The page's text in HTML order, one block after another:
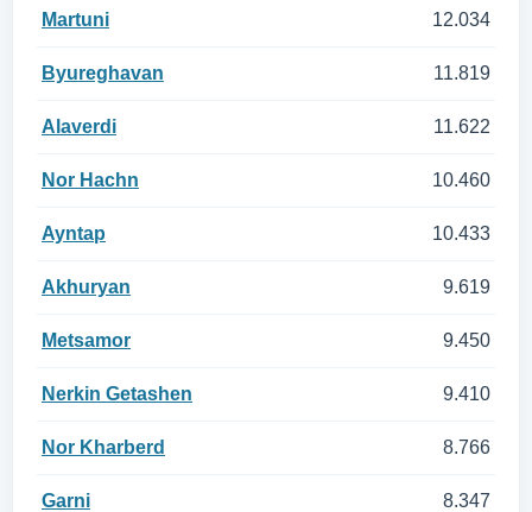
Martuni 12.034
Byureghavan 11.819
Alaverdi 11.622
Nor Hachn 10.460
Ayntap 10.433
Akhuryan 9.619
Metsamor 9.450
Nerkin Getashen 9.410
Nor Kharberd 8.766
Garni 8.347